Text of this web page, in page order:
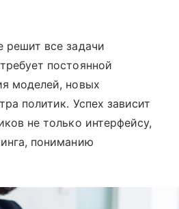
решит все задачи
постоянной
моделей, новых
политик. Успех зависит
не только интерфейсу,
пониманию